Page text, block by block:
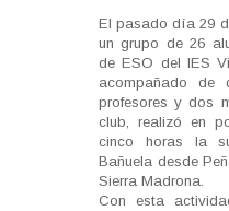
El pasado día 29
un grupo de 26
de ESO del IES
acompañado de
profesores y dos
club, realizó en
cinco horas la
Bañuela desde
Sierra Madrona.
Con esta